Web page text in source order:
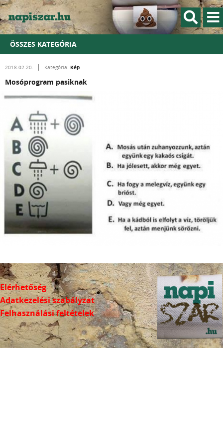
ÖSSZES KATEGÓRIA
2018.02.20. Kategória: Kép
Mosóprogram pasiknak
Elérhetőség
Adatkezelési szabályzat
Felhasználási feltételek